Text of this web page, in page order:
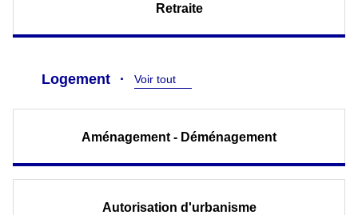
Retraite
Logement Voir tout
Aménagement - Déménagement
Autorisation d'urbanisme